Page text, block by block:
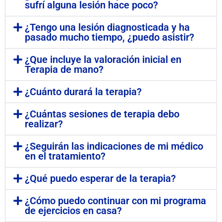
sufrí alguna lesión hace poco?
¿Tengo una lesión diagnosticada y ha
pasado mucho tiempo, ¿puedo asistir?
¿Que incluye la valoración inicial en
Terapia de mano?
¿Cuánto durará la terapia?
¿Cuántas sesiones de terapia debo
realizar?
¿Seguirán las indicaciones de mi médico
en el tratamiento?
¿Qué puedo esperar de la terapia?
¿Cómo puedo continuar con mi programa
de ejercicios en casa?